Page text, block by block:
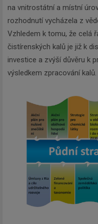
na vnitrostátní a místní
rozhodnutí vycházela z
Vzhledem k tomu, že celá
čistírenských kalů je již k
investice a zvýší důvěru k
výsledkem zpracování kalů.